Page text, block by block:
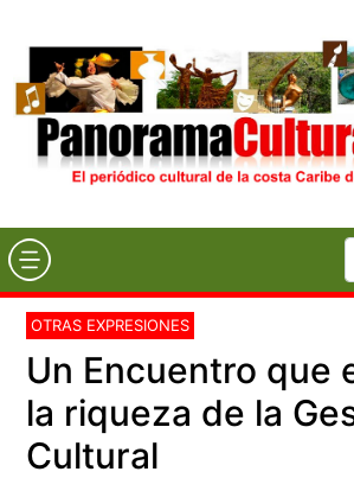
OTRAS EXPRESIONES
Un Encuentro que
la riqueza de la
Cultural